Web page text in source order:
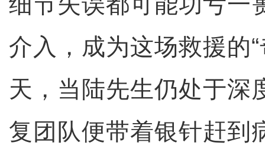
介入，成为这场救援的
天，当陆先生仍处于深
复团队便带着银针赶到